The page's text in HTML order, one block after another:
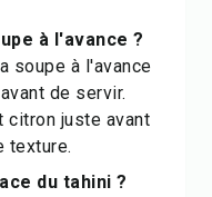
à l'avance ?
soupe à l'avance
de servir.
citron juste avant
texture.
du tahini ?